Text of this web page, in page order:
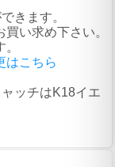
きます。
い求め下さい。
はこちら
ッチはK18イエ